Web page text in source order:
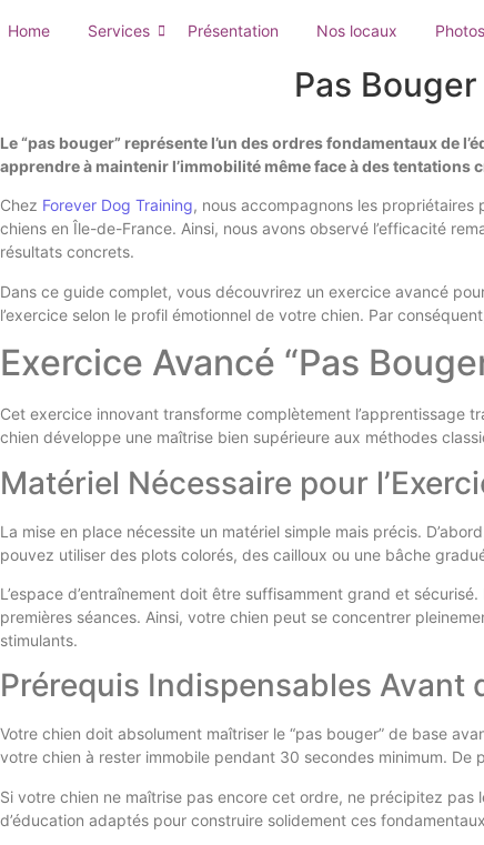
Home Services Présentation Nos locaux
Pas
Le “pas bouger” représente l’un des ordres fondamentaux de
apprendre à maintenir l’immobilité même face à des
Chez Forever Dog Training, nous accompagnons les propriétaires
chiens en Île-de-France. Ainsi, nous avons observé l’efficacité
résultats concrets.
Dans ce guide complet, vous découvrirez un exercice avancé
l’exercice selon le profil émotionnel de votre chien. Par
Exercice Avancé “Pas
Cet exercice innovant transforme complètement l’apprentissage
chien développe une maîtrise bien supérieure aux méthodes
Matériel Nécessaire pour
La mise en place nécessite un matériel simple mais précis.
pouvez utiliser des plots colorés, des cailloux ou une bâche
L’espace d’entraînement doit être suffisamment grand et
premières séances. Ainsi, votre chien peut se concentrer
stimulants.
Prérequis Indispensables Avant
Votre chien doit absolument maîtriser le “pas bouger” de base
votre chien à rester immobile pendant 30 secondes minimum.
Si votre chien ne maîtrise pas encore cet ordre, ne précipitez
d’éducation adaptés pour construire solidement ces